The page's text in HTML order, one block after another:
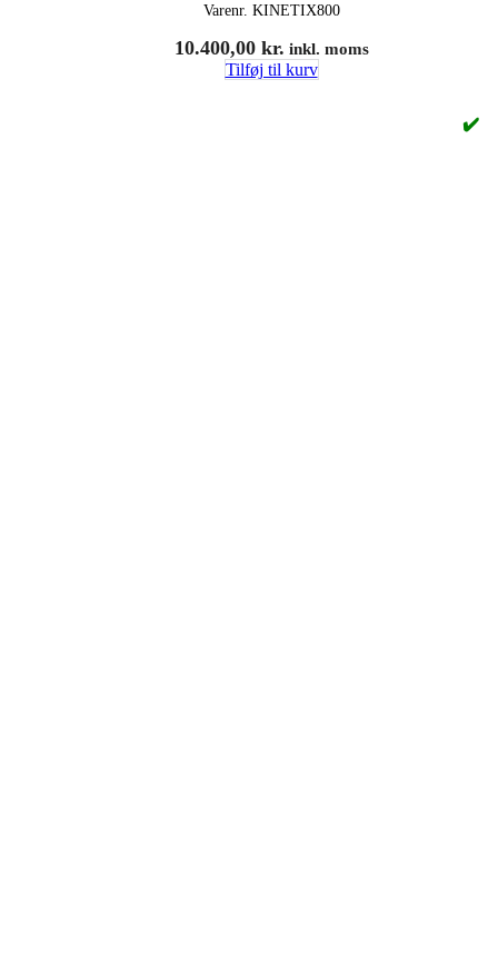
Varenr. KINETIX800
10.400,00 kr. inkl. moms
Tilføj til kurv
✔️